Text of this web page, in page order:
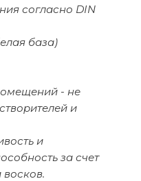
согласно DIN
база)
- не
и
и
за счет